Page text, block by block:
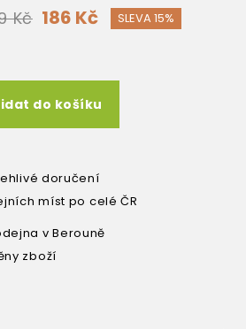
Kč 186 Kč SLEVA 15%
do košíku
doručení
míst po celé ČR
v Berouně
zboží